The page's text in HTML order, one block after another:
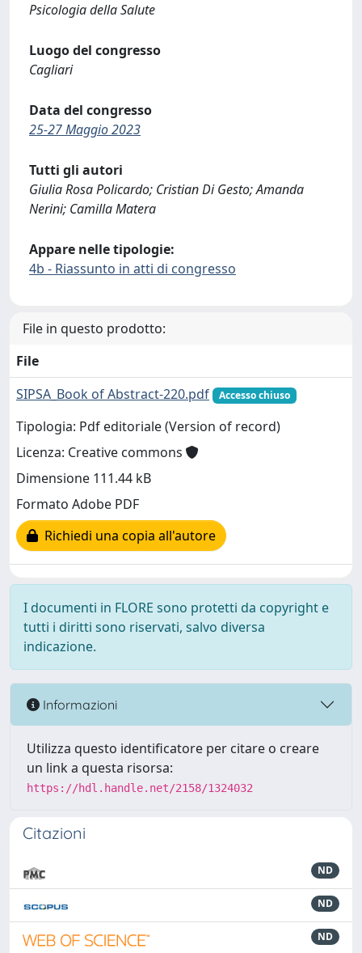
Psicologia della Salute
Luogo del congresso
Cagliari
Data del congresso
25-27 Maggio 2023
Tutti gli autori
Giulia Rosa Policardo; Cristian Di Gesto; Amanda
Nerini; Camilla Matera
Appare nelle tipologie:
4b - Riassunto in atti di congresso
File in questo prodotto:
File
SIPSA_Book of Abstract-220.pdf
Accesso chiuso
Tipologia: Pdf editoriale (Version of record)
Licenza: Creative commons
Dimensione 111.44 kB
Formato Adobe PDF
Richiedi una copia all'autore
I documenti in FLORE sono protetti da copyright e
tutti i diritti sono riservati, salvo diversa
indicazione.
Informazioni
Utilizza questo identificatore per citare o creare
un link a questa risorsa:
https://hdl.handle.net/2158/1324032
Citazioni
ND
ND
ND